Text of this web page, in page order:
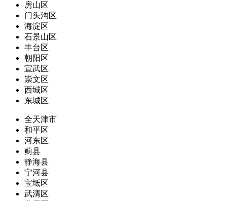
房山区
门头沟区
海淀区
石景山区
丰台区
朝阳区
宣武区
崇文区
西城区
东城区
全天津市
和平区
河东区
蓟县
静海县
宁河县
宝坻区
武清区